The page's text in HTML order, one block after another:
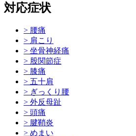
対応症状
> 腰痛
> 肩こり
> 坐骨神経痛
> 股関節症
> 膝痛
> 五十肩
> ぎっくり腰
> 外反母趾
> 頭痛
> 腱鞘炎
> めまい